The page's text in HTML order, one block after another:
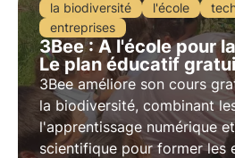
la biodiversité l'école
entreprises
3Bee : A l'école pour
Le plan éducatif
3Bee améliore son cours
la biodiversité, combinant
l'apprentissage numérique
scientifique pour former les